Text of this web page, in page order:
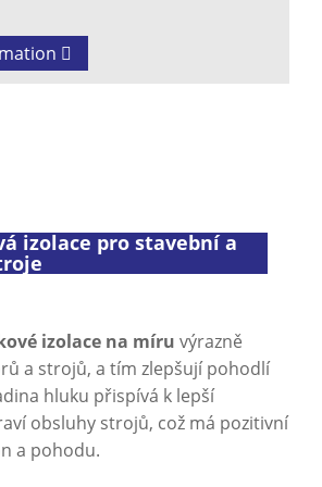
izolace pro stavební a
izolace na míru výrazně
a strojů, a tím zlepšují pohodlí
hluku přispívá k lepší
obsluhy strojů, což má pozitivní
a pohodu.